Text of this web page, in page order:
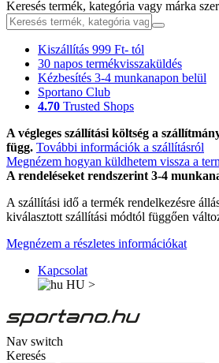
Keresés termék, kategória vagy márka
Kiszállítás 999 Ft- tól
30 napos termékvisszaküldés
Kézbesítés 3-4 munkanapon belül
Sportano Club
4.70 Trusted Shops
A végleges szállítási költség a
függ. További információk a szállításról
Megnézem hogyan küldhetem vissza a
A rendeléseket rendszerint 3-4
A szállítási idő a termék rendelkezésre
kiválasztott szállítási módtól függően
Megnézem a részletes információkat
Kapcsolat
HU >
Nav switch
Keresés